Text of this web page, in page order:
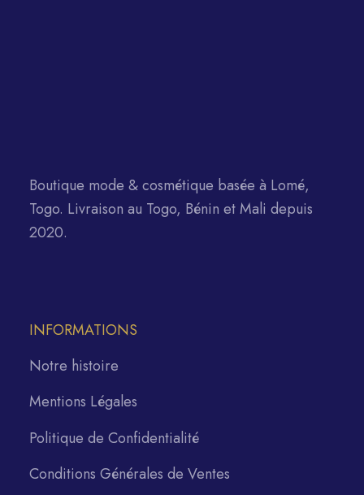
Boutique mode & cosmétique basée à Lomé,
Togo. Livraison au Togo, Bénin et Mali depuis
2020.
INFORMATIONS
Notre histoire
Mentions Légales
Politique de Confidentialité
Conditions Générales de Ventes